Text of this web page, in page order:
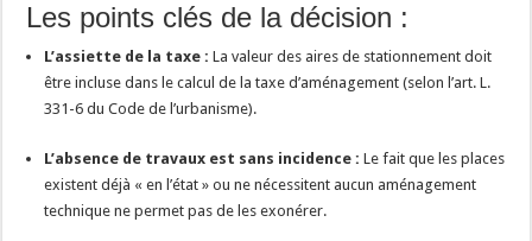
Les points clés de la décision :
L’assiette de la taxe : La valeur des aires de stationnement doit
être incluse dans le calcul de la taxe d’aménagement (selon l’art. L.
331-6 du Code de l’urbanisme).
L’absence de travaux est sans incidence : Le fait que les places
existent déjà « en l’état » ou ne nécessitent aucun aménagement
technique ne permet pas de les exonérer.